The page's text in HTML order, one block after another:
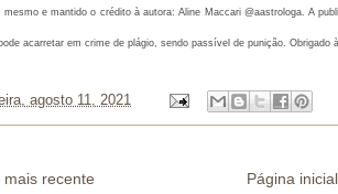
mesmo e mantido o crédito à autora: Aline Maccari @aastrologa. A
acarretar em crime de plágio, sendo passível de punição. Obrigado
agosto 11, 2021
mais recente Página inicial